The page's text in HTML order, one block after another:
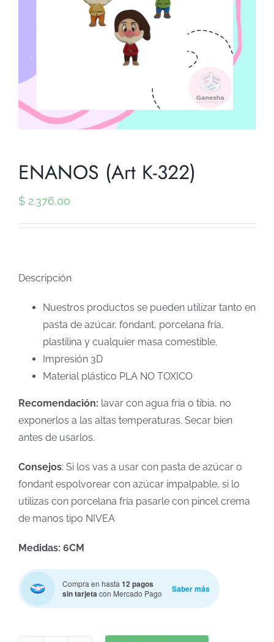
ENANOS (Art K-322)
$ 2.376,00
Descripción
Nuestros productos se pueden utilizar tanto en
pasta de azúcar, fondant, porcelana fría,
plastilina y cualquier masa comestible.
Impresión 3D
Material plástico PLA NO TOXICO
Recomendación: lavar con agua fría o tibia, no
exponerlos a las altas temperaturas. Secar bien
antes de usarlos.
Consejos: Si los vas a usar con pasta de azúcar o
fondant espolvorear con azúcar impalpable, si lo
utilizas con porcelana fría pasarle con pincel crema
de manos tipo NIVEA
Medidas: 6CM
Compra en hasta12 pagos
sin tarjetacon Mercado Pago Saber más